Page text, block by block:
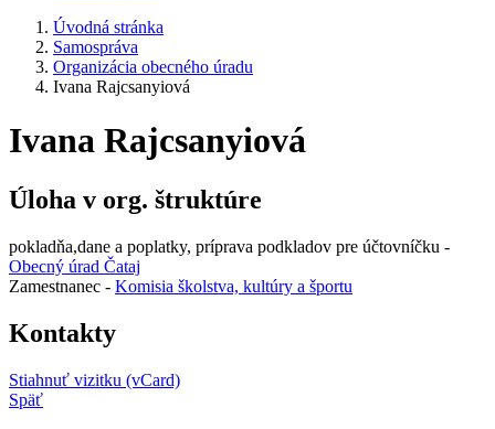
Úvodná stránka
Samospráva
Organizácia obecného úradu
Ivana Rajcsanyiová
Ivana Rajcsanyiová
Úloha v org. štruktúre
pokladňa,dane a poplatky, príprava podkladov pre účtovníčku -
Obecný úrad Čataj
Zamestnanec - Komisia školstva, kultúry a športu
Kontakty
Stiahnuť vizitku (vCard)
Späť